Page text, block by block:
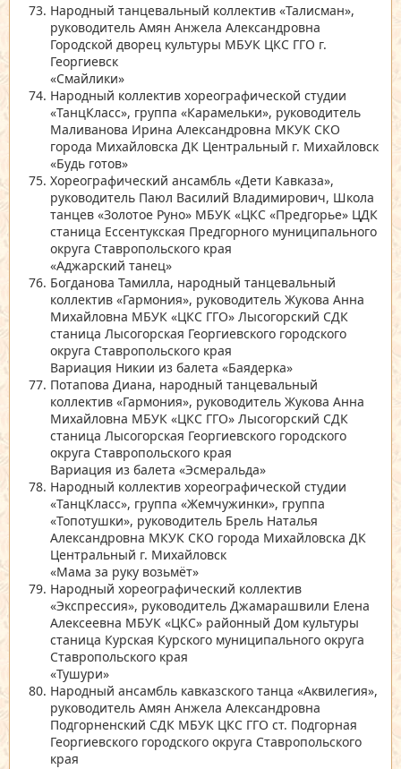
Народный танцевальный коллектив «Талисман»,
руководитель Амян Анжела Александровна
Городской дворец культуры МБУК ЦКС ГГО г.
Георгиевск
«Смайлики»
Народный коллектив хореографической студии
«ТанцКласс», группа «Карамельки», руководитель
Маливанова Ирина Александровна МКУК СКО
города Михайловска ДК Центральный г. Михайловск
«Будь готов»
Хореографический ансамбль «Дети Кавказа»,
руководитель Паюл Василий Владимирович, Школа
танцев «Золотое Руно» МБУК «ЦКС «Предгорье» ЦДК
станица Ессентукская Предгорного муниципального
округа Ставропольского края
«Аджарский танец»
Богданова Тамилла, народный танцевальный
коллектив «Гармония», руководитель Жукова Анна
Михайловна МБУК «ЦКС ГГО» Лысогорский СДК
станица Лысогорская Георгиевского городского
округа Ставропольского края
Вариация Никии из балета «Баядерка»
Потапова Диана, народный танцевальный
коллектив «Гармония», руководитель Жукова Анна
Михайловна МБУК «ЦКС ГГО» Лысогорский СДК
станица Лысогорская Георгиевского городского
округа Ставропольского края
Вариация из балета «Эсмеральда»
Народный коллектив хореографической студии
«ТанцКласс», группа «Жемчужинки», группа
«Топотушки», руководитель Брель Наталья
Александровна МКУК СКО города Михайловска ДК
Центральный г. Михайловск
«Мама за руку возьмёт»
Народный хореографический коллектив
«Экспрессия», руководитель Джамарашвили Елена
Алексеевна МБУК «ЦКС» районный Дом культуры
станица Курская Курского муниципального округа
Ставропольского края
«Тушури»
Народный ансамбль кавказского танца «Аквилегия»,
руководитель Амян Анжела Александровна
Подгорненский СДК МБУК ЦКС ГГО ст. Подгорная
Георгиевского городского округа Ставропольского
края